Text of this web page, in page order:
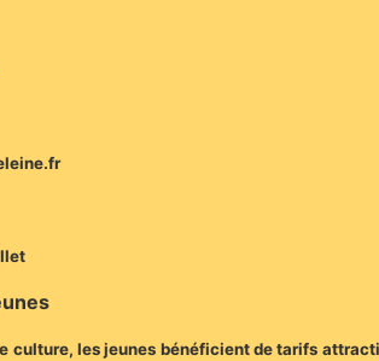
les jeunes bénéficient de tarifs